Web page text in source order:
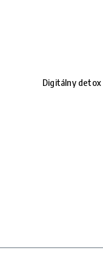
Digitálny detox